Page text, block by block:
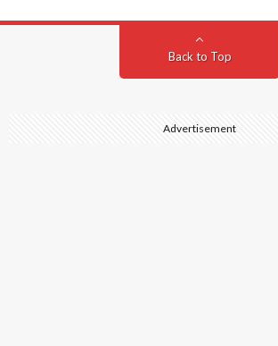
Back to Top
Advertisement